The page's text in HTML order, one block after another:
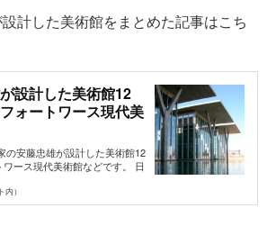
計した美術館をまとめた記事はこち
設計した美術館12
ォートワース現代美
の安藤忠雄が設計した美術館12
ース現代美術館などです。 日
）